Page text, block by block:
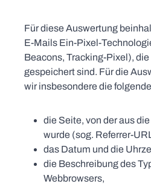
Für diese Auswertung
E-Mails Ein-Pixel-
Beacons, Tracking-Pixel),
gespeichert sind. Für die
wir insbesondere die
die Seite, von der aus
wurde (sog. Referrer-
das Datum und die
die Beschreibung des
Webbrowsers,